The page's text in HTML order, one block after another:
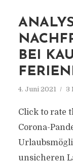
BEI
4. Juni 2021 3
Click to rate
Corona-
unsicheren